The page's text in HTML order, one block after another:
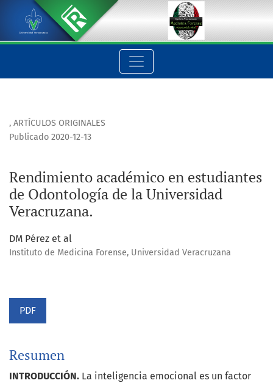
Rendimiento académico en estudiantes de Odontología de
, ARTÍCULOS ORIGINALES
Rendimiento académico en estudiantes
de Odontología de la Universidad
Veracruzana.
Publicado 2020-12-13
DM Pérez et al
Instituto de Medicina Forense, Universidad Veracruzana
PDF
Resumen
INTRODUCCIÓN. La inteligencia emocional es un factor